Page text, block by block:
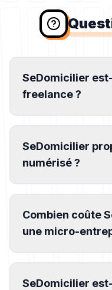
SeDomicilier
freelance ?
SeDomicilier
numérisé ?
Combien coûte
une micro-
SeDomicilier